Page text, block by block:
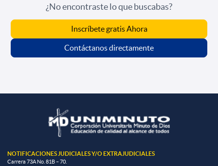
¿No encontraste lo que buscabas?
Inscríbete gratis Ahora
Contáctanos directamente
NOTIFICACIONES JUDICIALES Y/O EXTRAJUDICIALES
Carrera 73A No. 81B – 70.